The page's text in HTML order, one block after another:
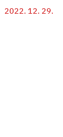
2022. 12. 29.